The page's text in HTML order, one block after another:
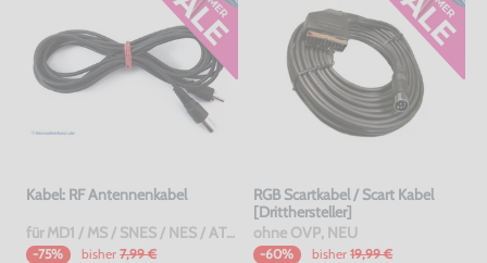
Kabel: RF Antennenkabel
für MD1 / MS / SNES / NES / ATARI 2600 7800 / Jaguar / C64 / Sinclair, gebraucht
-75% bisher 7,99 €
RGB Scartkabel / Scart Kabel
[Dritthersteller]
ohne OVP, NEU
-60% bisher 19,99 €